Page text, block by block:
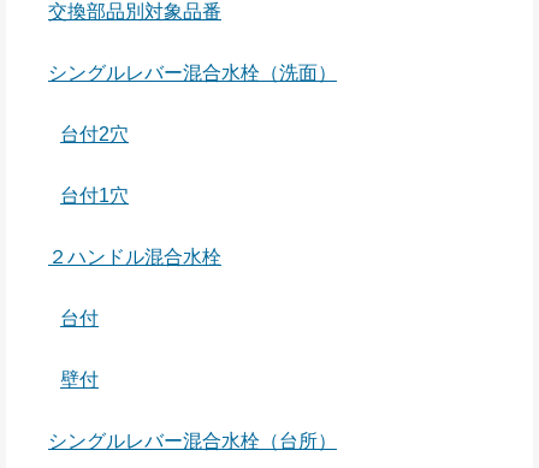
交換部品別対象品番
シングルレバー混合水栓（洗面）
台付2穴
台付1穴
２ハンドル混合水栓
台付
壁付
シングルレバー混合水栓（台所）